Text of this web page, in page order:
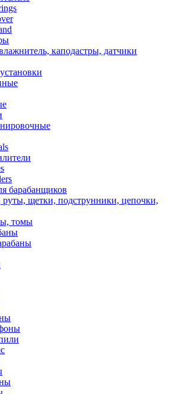
каподастры, датчики
барабанщиков
щетки, подструнники, цепочки,
томы